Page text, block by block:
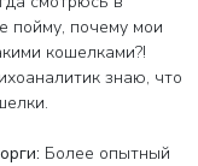
пойму, почему мои
кошелками?!
знаю, что
Более опытный